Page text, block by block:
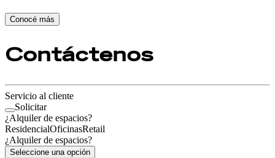
Conocé más
Contáctenos
Servicio al cliente
Solicitar
¿Alquiler de espacios?
ResidencialOficinasRetail
¿Alquiler de espacios?
Seleccione una opción